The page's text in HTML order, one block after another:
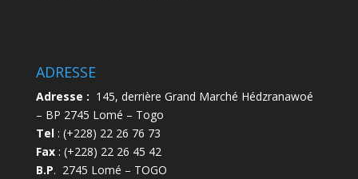
ADRESSE
Adresse : 145, derrière Grand Marché Hédzranawoé
– BP 2745 Lomé – Togo
Tel: (+228) 22 26 76 73
Fax: (+228) 22 26 45 42
B.P. 2745 Lomé – TOGO